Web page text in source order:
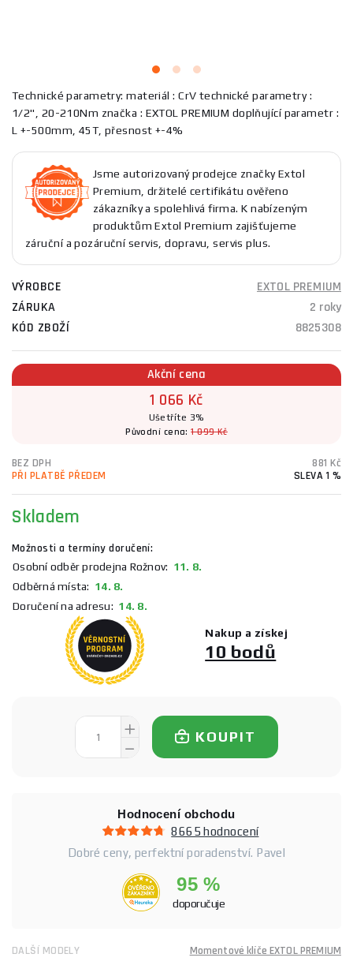
Technické parametry: materiál : CrV technické parametry :
1/2", 20-210Nm značka : EXTOL PREMIUM doplňující parametr :
L +-500mm, 45T, přesnost +-4%
Jsme autorizovaný prodejce značky Extol
Premium, držitelé certifikátu ověřeno
zákazníky a spolehlivá firma. K nabízeným
produktům Extol Premium zajišťujeme
záruční a pozáruční servis, dopravu, servis plus.
VÝROBCE
EXTOL PREMIUM
ZÁRUKA
2 roky
KÓD ZBOŽÍ
8825308
Akční cena
1 066 Kč
Ušetříte 3%
Původní cena:1 099 Kč
BEZ DPH
881 Kč
PŘI PLATBĚ PŘEDEM
SLEVA 1 %
Skladem
Možnosti a termíny doručení:
Osobní odběr prodejna Rožnov: 11. 8.
Odběrná místa: 14. 8.
Doručení na adresu: 14. 8.
Nakup a získej
10 bodů
KOUPIT
Hodnocení obchodu
8665 hodnocení
Dobré ceny, perfektní poradenství. Pavel
95 %
doporučuje
DALŠÍ MODELY Momentové klíče EXTOL PREMIUM